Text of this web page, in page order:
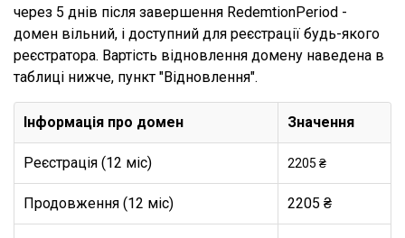
через 5 днів після завершення RedemtionPeriod -
домен вільний, і доступний для реєстрації будь-якого
реєстратора. Вартість відновлення домену наведена в
таблиці нижче, пункт "Відновлення".
Інформація про домен Значення
Реєстрація (12 міс) 2205 ₴
Продовження (12 міс) 2205 ₴